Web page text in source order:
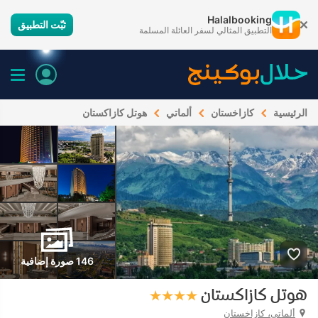
Halalbooking
التطبيق المثالي لسفر العائلة المسلمة ثبّت التطبيق
الرئيسية كازاخستان ألماتي هوتل كازاكستان
146 صورة إضافية
هوتل كازاكستان
ألماتي، كازاخستان